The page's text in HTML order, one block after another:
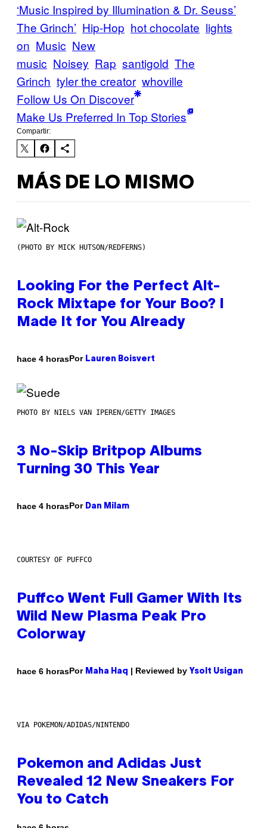
‘Music Inspired by Illumination & Dr. Seuss’
The Grinch’ Hip-Hop hot chocolate lights
on Music New
music Noisey Rap santigold The
Grinch tyler the creator whoville
Follow Us On Discover
Make Us Preferred In Top Stories
Compartir:
MÁS DE LO MISMO
(PHOTO BY MICK HUTSON/REDFERNS)
Looking For the Perfect Alt-
Rock Mixtape for Your Boo? I
Made It for You Already
hace 4 horasPor Lauren Boisvert
PHOTO BY NIELS VAN IPEREN/GETTY IMAGES
3 No-Skip Britpop Albums
Turning 30 This Year
hace 4 horasPor Dan Milam
COURTESY OF PUFFCO
Puffco Went Full Gamer With Its
Wild New Plasma Peak Pro
Colorway
hace 6 horasPor Maha Haq | Reviewed by Ysolt Usigan
VIA POKEMON/ADIDAS/NINTENDO
Pokemon and Adidas Just
Revealed 12 New Sneakers For
You to Catch